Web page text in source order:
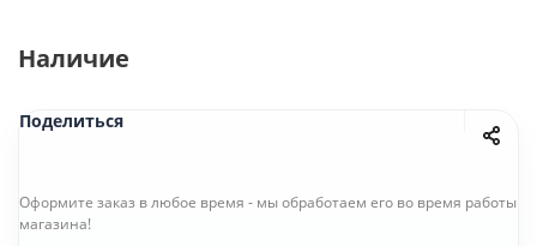
Наличие
Поделиться
Оформите заказ в любое время - мы обработаем его во время работы
магазина!